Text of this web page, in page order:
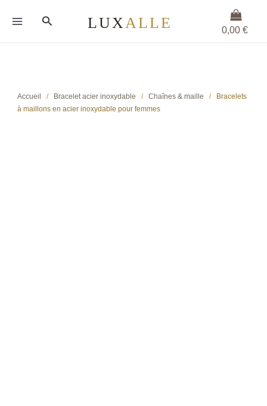
Rechercher
0,00 €
Accueil / Bracelet acier inoxydable / Chaînes & maille /
Bracelets
à maillons en acier inoxydable pour femmes